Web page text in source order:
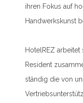
ihren Fokus auf
Handwerkskunst
HotelREZ
Resident
ständig die von